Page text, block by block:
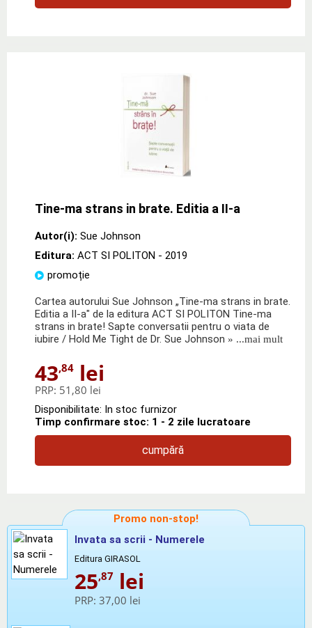
Tine-ma strans in brate. Editia a II-a
Autor(i): Sue Johnson
Editura: ACT SI POLITON - 2019
promoție
Cartea autorului Sue Johnson „Tine-ma strans in brate.
Editia a II-a" de la editura ACT SI POLITON Tine-ma
strans in brate! Sapte conversatii pentru o viata de
iubire / Hold Me Tight de Dr. Sue Johnson » ...mai mult
43,84 lei
PRP: 51,80 lei
Disponibilitate: In stoc furnizor
Timp confirmare stoc: 1 - 2 zile lucratoare
cumpără
Promo non-stop!
Invata sa scrii - Numerele
Editura GIRASOL
25,87 lei
PRP: 37,00 lei